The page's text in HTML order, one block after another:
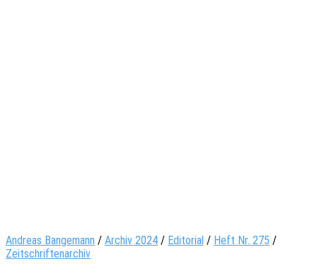
Andreas Bangemann / Archiv 2024 / Editorial / Heft Nr. 275 /
Zeitschriftenarchiv